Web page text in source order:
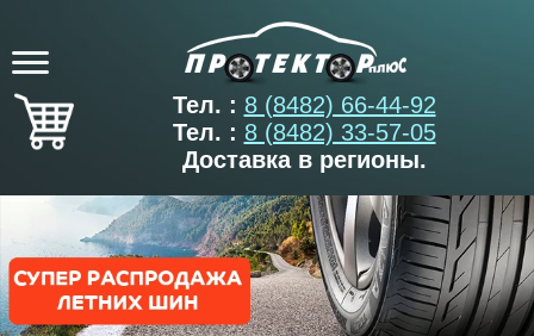
Тел. : 8 (8482) 66-44-92
Тел. : 8 (8482) 33-57-05
Доставка в регионы.